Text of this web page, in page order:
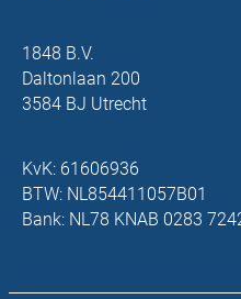
1848 B.V.
Daltonlaan 200
3584 BJ Utrecht
KvK: 61606936
BTW: NL854411057B01
Bank: NL78 KNAB 0283